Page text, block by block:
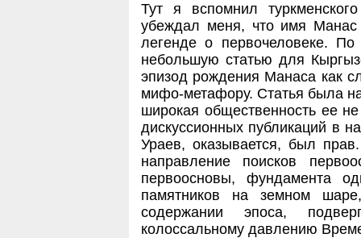
Тут я вспомнил
убеждал меня, что имя Манас
легенде о первочеловеке.
небольшую статью для
эпизод рождения Манаса как
мифо-метафору. Статья была
широкая общественность ее
дискуссионных публикаций в
Ураев, оказывается, был
направление поисков
первоосновы, фундамента
памятников на земном
содержании эпоса,
колоссальному давлению